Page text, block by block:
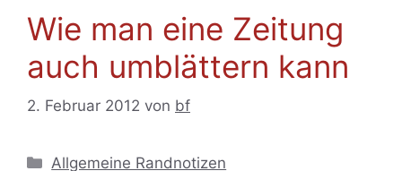
Wie man eine Zeitung
auch umblättern kann
2. Februar 2012 von bf
Kategorien
Allgemeine Randnotizen